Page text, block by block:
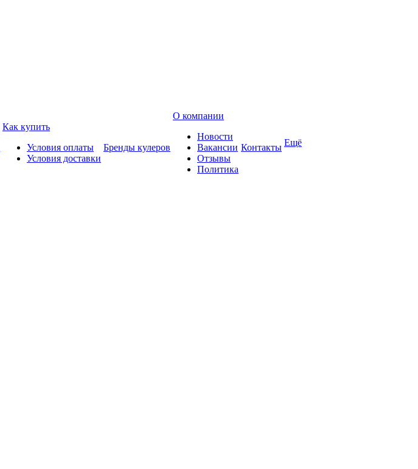
Как купить
Условия оплаты
Условия доставки
Бренды кулеров
О компании
Новости
Вакансии
Отзывы
Политика
Контакты Ещё